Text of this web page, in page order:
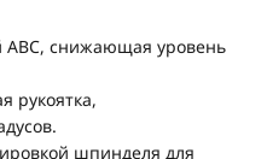
АВС, снижающая уровень
рукоятка,
шпинделя для